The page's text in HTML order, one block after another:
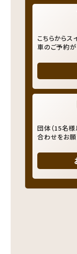
こちらからス
車のご予約が
団体（15名様
合わせをお願